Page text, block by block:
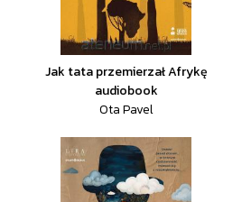
Jak tata przemierzał Afrykę
audiobook
Ota Pavel